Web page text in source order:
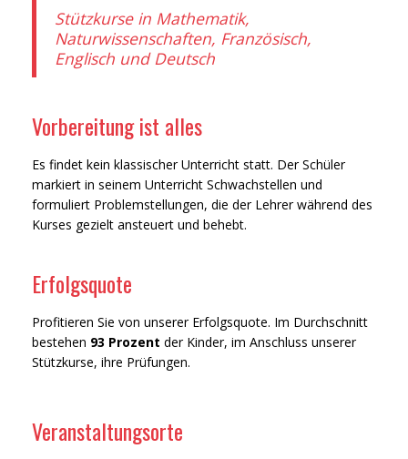
Stützkurse in Mathematik,
Naturwissenschaften, Französisch,
Englisch und Deutsch
Vorbereitung ist alles
Es findet kein klassischer Unterricht statt. Der Schüler
markiert in seinem Unterricht Schwachstellen und
formuliert Problemstellungen, die der Lehrer während des
Kurses gezielt ansteuert und behebt.
Erfolgsquote
Profitieren Sie von unserer Erfolgsquote. Im Durchschnitt
bestehen 93 Prozent der Kinder, im Anschluss unserer
Stützkurse, ihre Prüfungen.
Veranstaltungsorte